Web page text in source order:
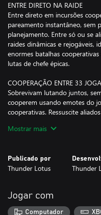
ENTRE DIRETO NA RAIDE
Entre direto em incursões
pareamento instantâneo, sem
planejamento. Entre só ou se
raides dinâmicas e rejogáveis,
enormes batalhas
lutas de chefe épicas.
COOPERAÇÃO ENTRE 33
Sobrevivam lutando juntos,
cooperem usando emotes do
cooperativas. Ressuscite
jogadores lado a lado em
Os exércitos de Deus atacarão
deixa mais forte. Colete
diferentes especializações e se
maiores contra a ira de Deus.
Mostrar mais
Publicado por
Thunder Lotus Thunder
Jogar com
Computador